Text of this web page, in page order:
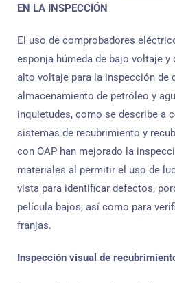
EN LA INSPECCIÓN
El uso de comprobadores
esponja húmeda de bajo voltaje
alto voltaje para la inspección de
almacenamiento de petróleo y
inquietudes, como se describe a
sistemas de recubrimiento y
con OAP han mejorado la
materiales al permitir el uso de
vista para identificar defectos,
película bajos, así como para
franjas.
Inspección visual de